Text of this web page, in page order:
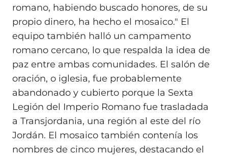
romano, habiendo buscado honores, de su
propio dinero, ha hecho el mosaico." El
equipo también halló un campamento
romano cercano, lo que respalda la idea de
paz entre ambas comunidades. El salón de
oración, o iglesia, fue probablemente
abandonado y cubierto porque la Sexta
Legión del Imperio Romano fue trasladada
a Transjordania, una región al este del río
Jordán. El mosaico también contenía los
nombres de cinco mujeres, destacando el